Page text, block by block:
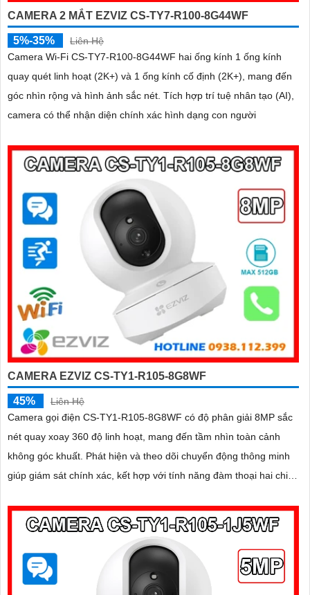
CAMERA 2 MẮT EZVIZ CS-TY7-R100-8G44WF
5%-35%
Liên Hệ
Camera Wi-Fi CS-TY7-R100-8G44WF hai ống kính 1 ống kính
quay quét linh hoạt (2K+) và 1 ống kính cố định (2K+), mang đến
góc nhìn rộng và hình ảnh sắc nét. Tích hợp trí tuệ nhân tạo (AI),
camera có thể nhận diện chính xác hình dạng con người
CAMERA EZVIZ CS-TY1-R105-8G8WF
45%
Liên Hệ
Camera gọi điện CS-TY1-R105-8G8WF có độ phân giải 8MP sắc
nét quay xoay 360 độ linh hoạt, mang đến tầm nhìn toàn cảnh
không góc khuất. Phát hiện và theo dõi chuyển động thông minh
giúp giám sát chính xác, kết hợp với tính năng đàm thoại hai chiều